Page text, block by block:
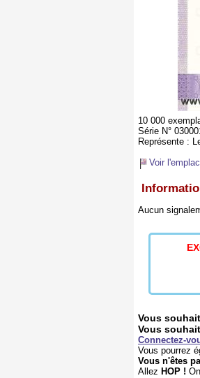
10 000
Série N°
Représente :
Voir
Aucun
Vous
Vous
Connectez-
Vous pourrez
Vous n'êtes
Allez HOP !